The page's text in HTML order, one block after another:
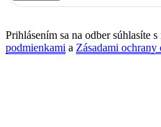
Prihlásením sa na odber súhlasíte s
podmienkami a Zásadami ochrany